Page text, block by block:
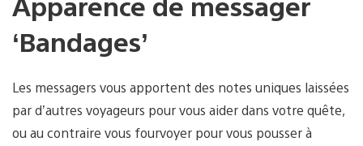
‘Bandages’
Les messagers vous apportent des notes uniques laissées
par d’autres voyageurs pour vous aider dans votre quête,
ou au contraire vous fourvoyer pour vous pousser à